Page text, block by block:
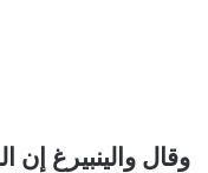
وقال والينبيرغ إن